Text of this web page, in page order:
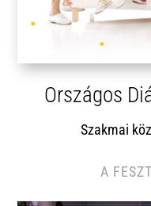
Országos
Szakmai
A